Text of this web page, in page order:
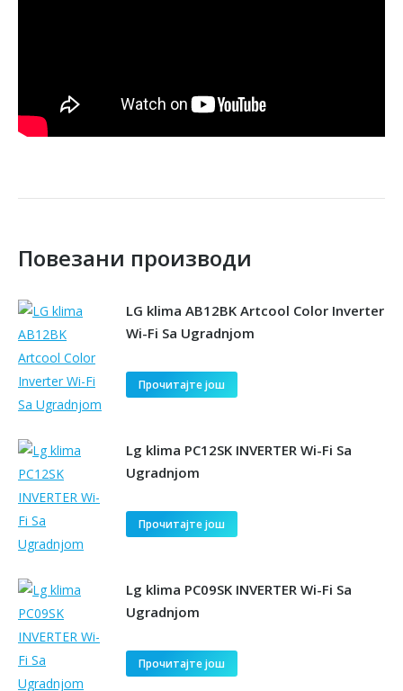
Повезани производи
LG klima AB12BK Artcool Color Inverter
Wi-Fi Sa Ugradnjom
Прочитајте још
Lg klima PC12SK INVERTER Wi-Fi Sa
Ugradnjom
Прочитајте још
Lg klima PC09SK INVERTER Wi-Fi Sa
Ugradnjom
Прочитајте још